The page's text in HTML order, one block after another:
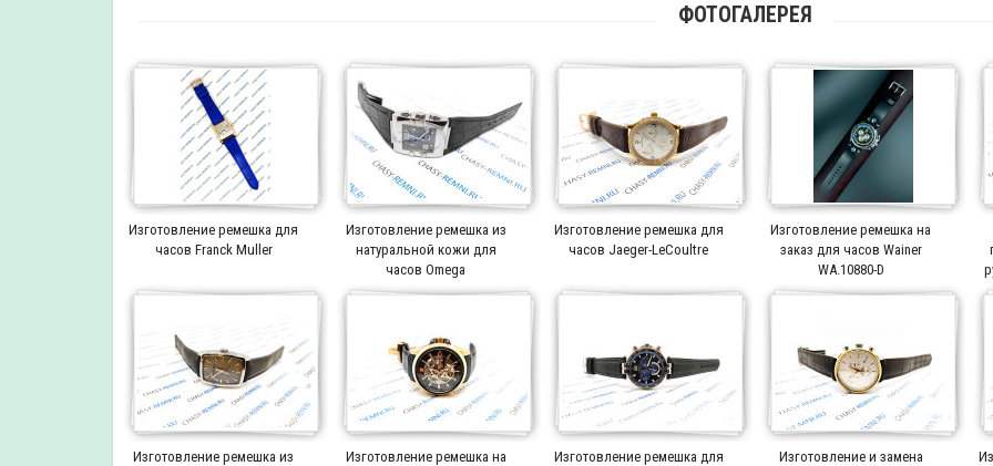
ФОТОГАЛЕРЕЯ
Изготовление ремешка для
часов Franck Muller
Изготовление ремешка из
натуральной кожи для
часов Omega
Изготовление ремешка для
часов Jaeger-LeCoultre
Изготовление ремешка на
заказ для часов Wainer
WA.10880-D
Изготовление ремешка из
Изготовление ремешка на
Изготовление ремешка для
Изготовление и замена